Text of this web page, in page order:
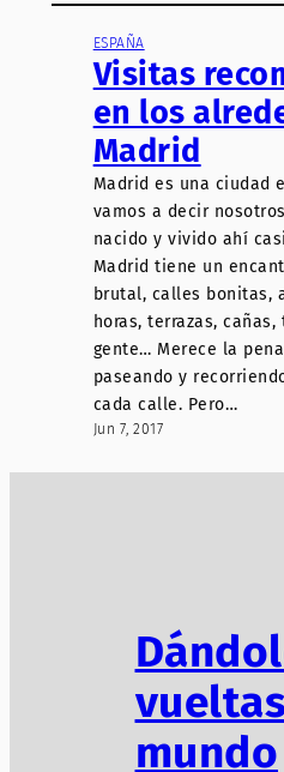
ESPAÑA
Visitas
en los
Madrid
Madrid es una ciudad
vamos a decir
nacido y vivido ahí
Madrid tiene un
brutal, calles bonitas,
horas, terrazas,
gente… Merece la
paseando y
cada calle. Pero…
Jun 7, 2017
mundo